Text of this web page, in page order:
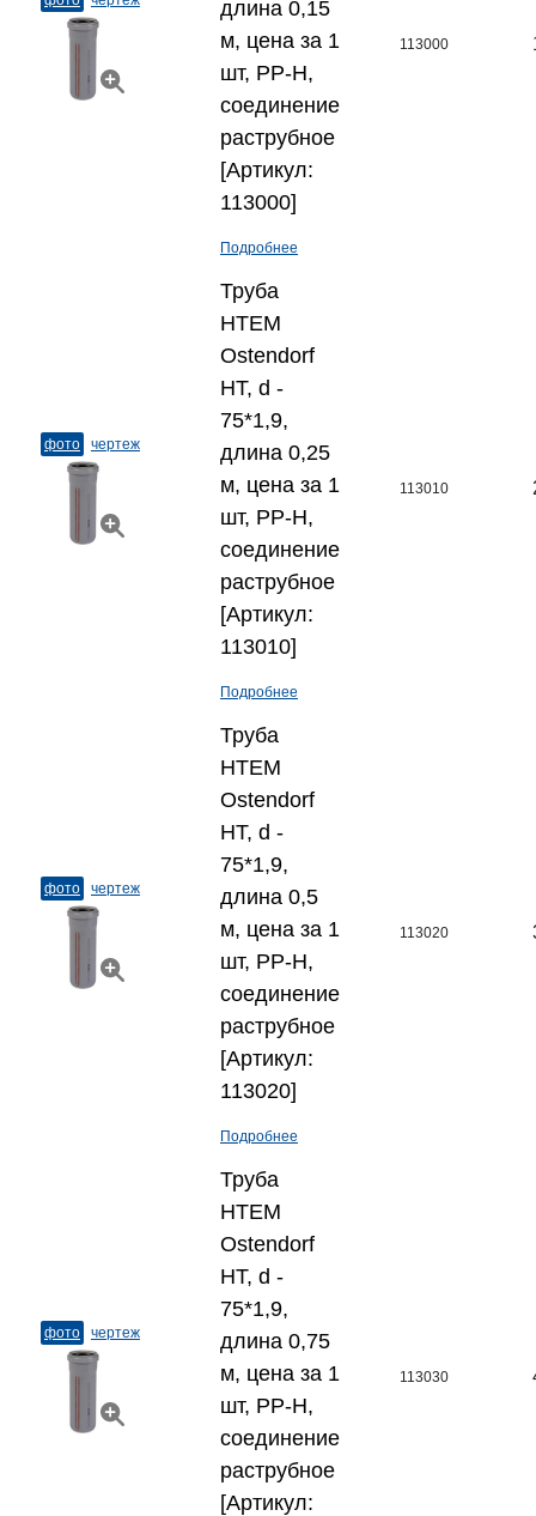
длина 0,15
м, цена за 1
шт, PP-H,
соединение
раструбное
[Артикул:
113000]
Подробнее
113000
фото чертеж
Труба
HTEM
Ostendorf
HT, d -
75*1,9,
длина 0,25
м, цена за 1
шт, PP-H,
соединение
раструбное
[Артикул:
113010]
Подробнее
113010
фото чертеж
Труба
HTEM
Ostendorf
HT, d -
75*1,9,
длина 0,5
м, цена за 1
шт, PP-H,
соединение
раструбное
[Артикул:
113020]
Подробнее
113020
фото чертеж
Труба
HTEM
Ostendorf
HT, d -
75*1,9,
длина 0,75
м, цена за 1
шт, PP-H,
соединение
раструбное
[Артикул:
113030